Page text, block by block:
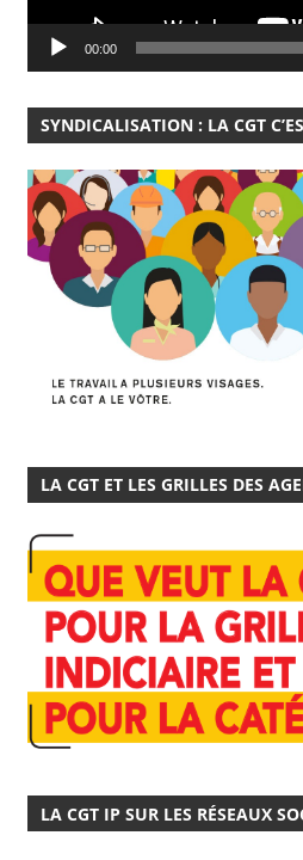
00:00
SYNDICALISATION : LA CGT
LA CGT ET LES GRILLES DES
LA CGT IP SUR LES RÉSEAUX